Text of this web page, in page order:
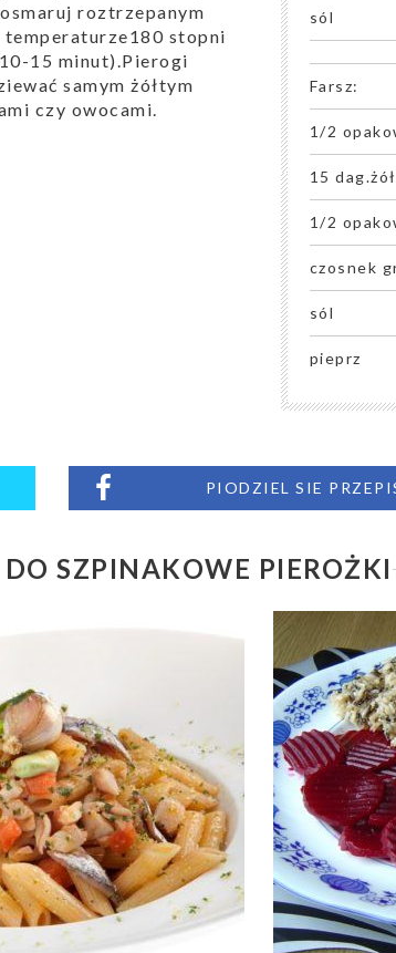
roztrzepanym
temperaturze180 stopni
15 minut).Pierogi
samym żółtym
czy owocami.
sól
Farsz:
1/2
15
1/2
czosnek
sól
pieprz
PIODZIEL SIE
SZPINAKOWE PIEROŻKI